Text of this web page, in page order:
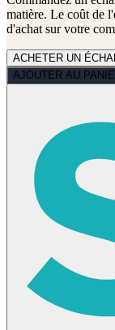
matière. Le coût de
d'achat sur votre
ACHETER UN
AJOUTER AU